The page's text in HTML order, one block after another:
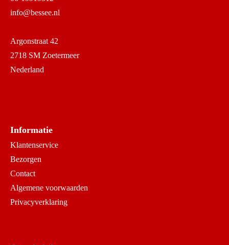
info@bessee.nl
Argonstraat 42
2718 SM Zoetermeer
Nederland
Informatie
Klantenservice
Bezorgen
Contact
Algemene voorwaarden
Privacyverklaring